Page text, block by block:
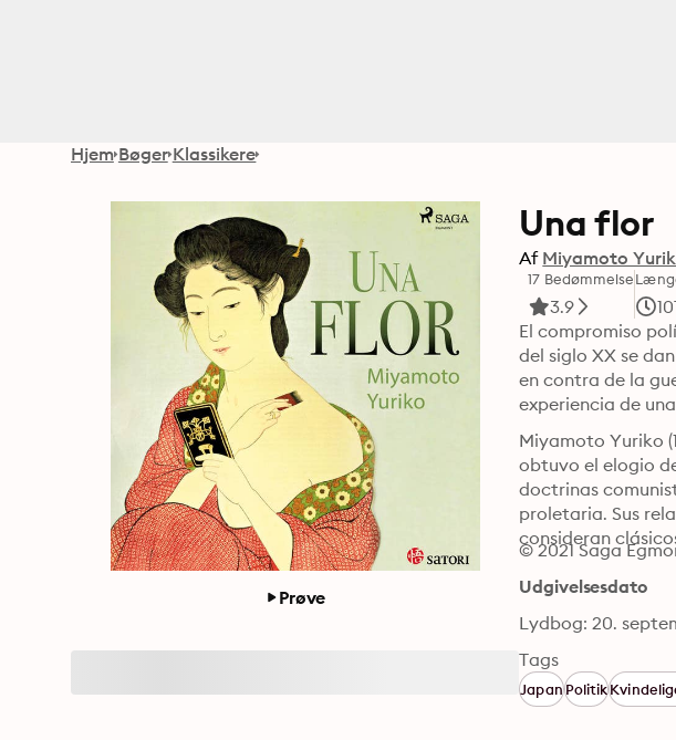
Hjem Bøger Klassikere
Prøve
Una flor
Af Miyamoto
17 Bedømmelse
3.9
El compromiso
del siglo XX se
en contra de la
experiencia de
⁮Miyamoto Yuriko
obtuvo el elogio
doctrinas
proletaria. Sus
consideran
© 2021 Saga
Udgivelsesdato
Lydbog: 20.
Tags
JapanPolitik